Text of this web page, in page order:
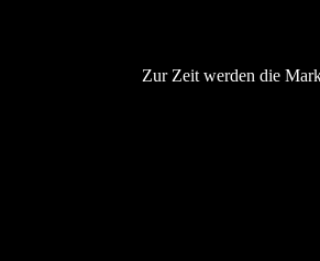
Zur Zeit werden die